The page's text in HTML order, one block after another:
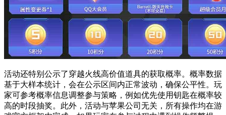
活动还特别公示了穿越火线高价值道具的获取概率。概率数据
基于大样本统计，会在公示区间内正常波动，确保公平性。玩
家可参考概率信息调整参与策略，例如优先使用钥匙在概率较
高的时段抽奖。此外，活动与苹果公司无关，所有操作均在游